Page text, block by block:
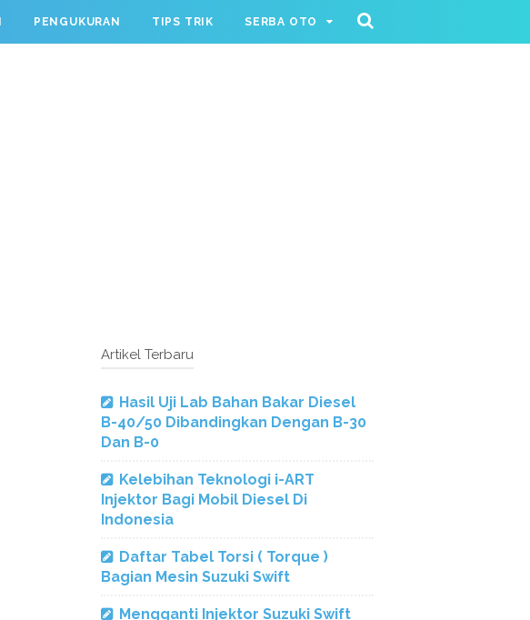
PENGUKURAN TIPS TRIK SERBA OTO
Artikel Terbaru
Hasil Uji Lab Bahan Bakar Diesel
B-40/50 Dibandingkan Dengan B-30
Dan B-0
Kelebihan Teknologi i-ART
Injektor Bagi Mobil Diesel Di
Indonesia
Daftar Tabel Torsi ( Torque )
Bagian Mesin Suzuki Swift
Mengganti Injektor Suzuki Swift